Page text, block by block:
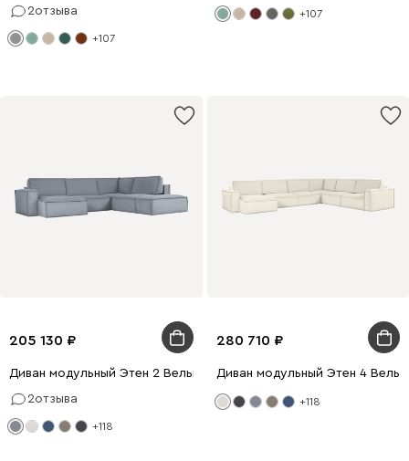
2отзыва
+107
+107
205 130
Диван модульный Этен 2 Вельвет Светло-серый
2отзыва
+118
280 710
Диван модульный Этен 4
+118